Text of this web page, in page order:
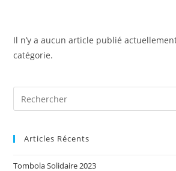
Il n’y a aucun article publié
catégorie.
Articles Récents
Tombola Solidaire 2023